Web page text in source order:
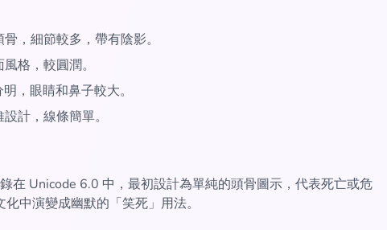
，細節較多，帶有陰影。
格，較圓潤。
，眼睛和鼻子較大。
計，線條簡單。
在 Unicode 6.0 中，最初設計為單純的頭骨圖示，代表死亡或危
中演變成幽默的「笑死」用法。